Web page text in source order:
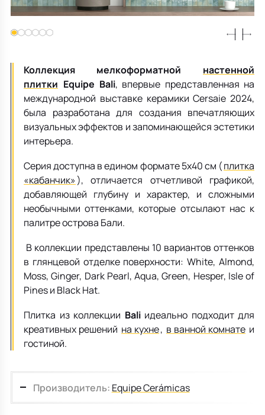
Все для кухни
Детская посуда
Пепельницы
Декоративные блюда
Душевая зона
Мебель для ванной
Аксессуары для ванной
Полотенцесушители, Радиаторы
Чехлы на подушку
Подушки-вкладыши
Мебель для хранения
Декор дома
Терраса и балкон
Коллекция мелкоформатной
настенной
плитки Equipe Bali, впервые представленная на
международной выставке керамики Cersaie 2024,
была разработана для создания впечатляющих
визуальных эффектов и запоминающейся эстетики
интерьера.
Серия доступна в едином формате 5х40 см (плитка
«кабанчик»), отличается отчетливой графикой,
добавляющей глубину и характер, и сложными
необычными оттенками, которые отсылают нас к
палитре острова Бали.
В коллекции представлены 10 вариантов оттенков
в глянцевой отделке поверхности: White, Almond,
Moss, Ginger, Dark Pearl, Aqua, Green, Hesper, Isle of
Pines и Black Hat.
Плитка из коллекции Bali идеально подходит для
креативных решений на кухне, в ванной комнате и
гостиной.
Производитель: Equipe Cerámicas